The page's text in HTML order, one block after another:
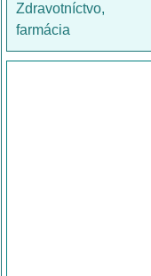
Zdravotníctvo,
farmácia